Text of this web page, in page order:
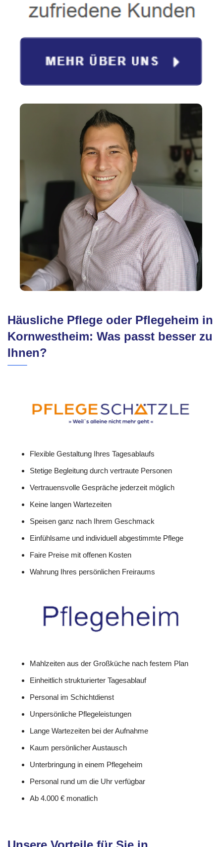
Häusliche Pflege oder Pflegeheim in
Kornwestheim: Was passt besser zu
Ihnen?
Flexible Gestaltung Ihres Tagesablaufs
Stetige Begleitung durch vertraute Personen
Vertrauensvolle Gespräche jederzeit möglich
Keine langen Wartezeiten
Speisen ganz nach Ihrem Geschmack
Einfühlsame und individuell abgestimmte Pflege
Faire Preise mit offenen Kosten
Wahrung Ihres persönlichen Freiraums
Mahlzeiten aus der Großküche nach festem Plan
Einheitlich strukturierter Tagesablauf
Personal im Schichtdienst
Unpersönliche Pflegeleistungen
Lange Wartezeiten bei der Aufnahme
Kaum persönlicher Austausch
Unterbringung in einem Pflegeheim
Personal rund um die Uhr verfügbar
Ab 4.000 € monatlich